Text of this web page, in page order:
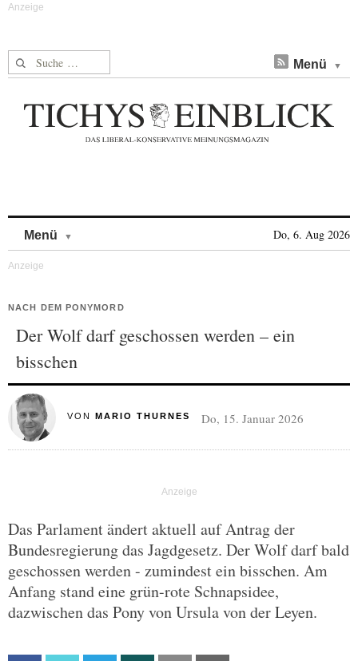
Suche nach: Menü
Menü Do, 6. Aug 2026
NACH DEM PONYMORD
Der Wolf darf geschossen werden – ein
bisschen
VON MARIO THURNES Do, 15. Januar 2026
Das Parlament ändert aktuell auf Antrag der
Bundesregierung das Jagdgesetz. Der Wolf darf bald
geschossen werden - zumindest ein bisschen. Am
Anfang stand eine grün-rote Schnapsidee,
dazwischen das Pony von Ursula von der Leyen.